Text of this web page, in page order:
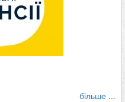
більше ...